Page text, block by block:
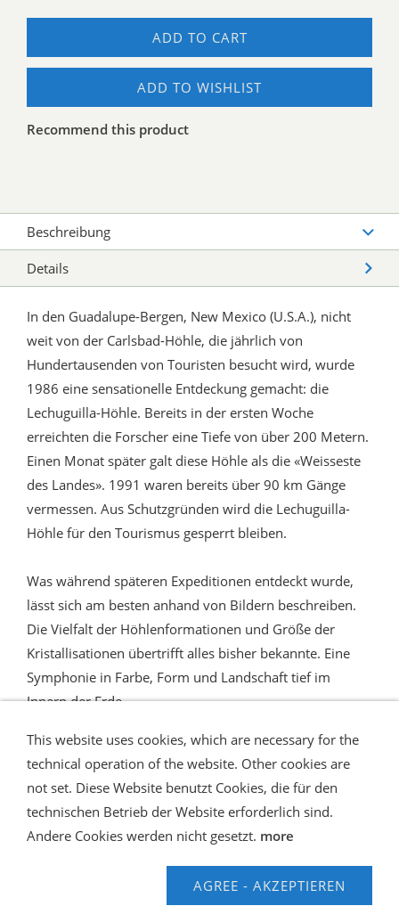
ADD TO CART
ADD TO WISHLIST
Recommend this product
Beschreibung
Details
In den Guadalupe-Bergen, New Mexico (U.S.A.), nicht
weit von der Carlsbad-Höhle, die jährlich von
Hundertausenden von Touristen besucht wird, wurde
1986 eine sensationelle Entdeckung gemacht: die
Lechuguilla-Höhle. Bereits in der ersten Woche
erreichten die Forscher eine Tiefe von über 200 Metern.
Einen Monat später galt diese Höhle als die «Weisseste
des Landes». 1991 waren bereits über 90 km Gänge
vermessen. Aus Schutzgründen wird die Lechuguilla-
Höhle für den Tourismus gesperrt bleiben.
Was während späteren Expeditionen entdeckt wurde,
lässt sich am besten anhand von Bildern beschreiben.
Die Vielfalt der Höhlenformationen und Größe der
Kristallisationen übertrifft alles bisher bekannte. Eine
Symphonie in Farbe, Form und Landschaft tief im
Innern der Erde.
Shipping and Payment
AGB / Terms
Widerrufsrecht
Datenschutz
Verbraucherhinweise
Contact us
Hilfe
This website uses cookies, which are necessary for the
technical operation of the website. Other cookies are
not set. Diese Website benutzt Cookies, die für den
technischen Betrieb der Website erforderlich sind.
Andere Cookies werden nicht gesetzt. more
AGREE - AKZEPTIEREN